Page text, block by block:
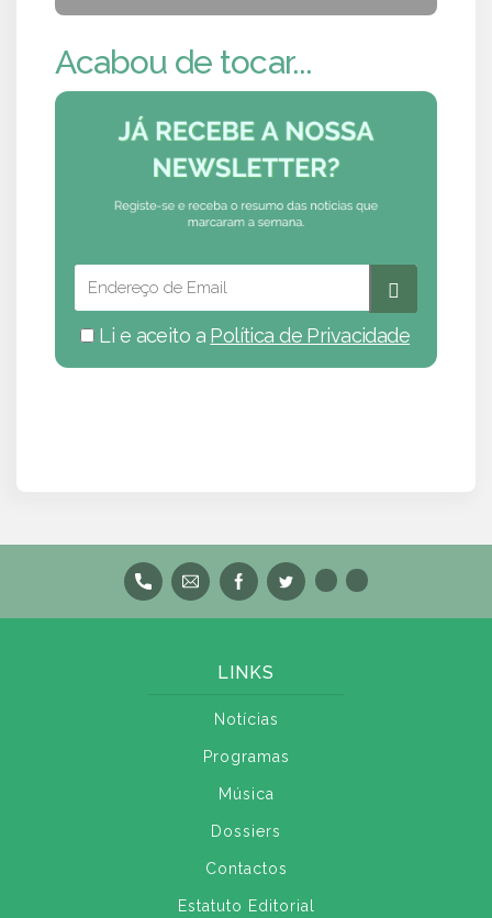
Acabou de tocar...
Li e aceito a Política de Privacidade
LINKS
Notícias
Programas
Música
Dossiers
Contactos
Estatuto Editorial